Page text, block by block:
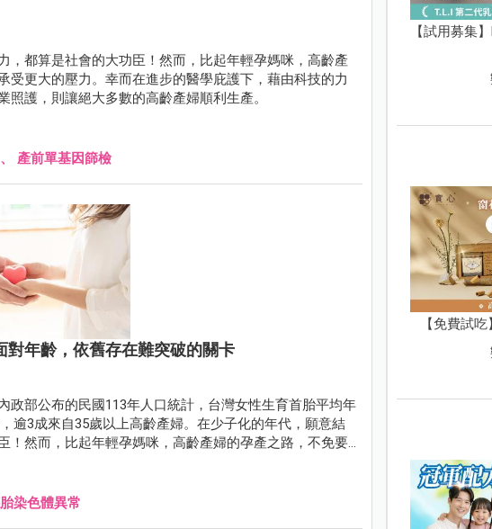
，都算是社會的大功臣！然而，比起年輕孕媽咪，高齡產
更大的壓力。幸而在進步的醫學庇護下，藉由科技的力
護，則讓絕大多數的高齡產婦順利生產。
、 產前單基因篩檢
對年齡，依舊存在難突破的關卡
政部公布的民國113年人口統計，台灣女性生育首胎平均年
逾3成來自35歲以上高齡產婦。在少子化的年代，願意結
！然而，比起年輕孕媽咪，高齡產婦的孕產之路，不免要
染色體異常
【試用募集
【免費試